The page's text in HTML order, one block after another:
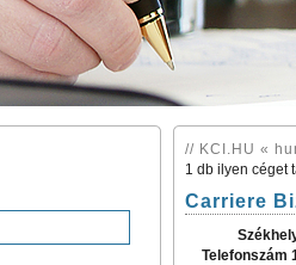
// KCI.HU «
1 db ilyen céget
Carriere
Telefonszám